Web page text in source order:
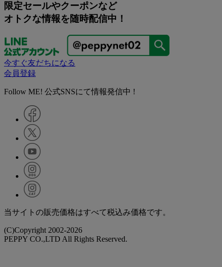
限定セールやクーポンなど
オトクな情報を随時配信中！
今すぐ友だちになる
会員登録
Follow ME! 公式SNSにて情報発信中 !
当サイトの販売価格はすべて税込み価格です。
(C)Copyright 2002-2026
PEPPY CO.,LTD All Rights Reserved.